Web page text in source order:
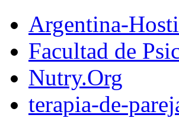
Argentina-
Facultad de
Nutry.Org
terapia-de-